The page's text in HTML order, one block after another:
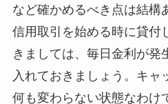
など確かめるべき点は結構
信用取引を始める時に貸付
きましては、毎日金利が発
入れておきましょう。キャ
何も変わらない状態なわけ